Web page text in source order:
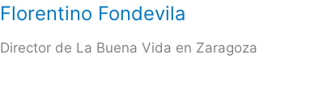
Florentino Fondevila
Director de La Buena Vida en Zaragoza